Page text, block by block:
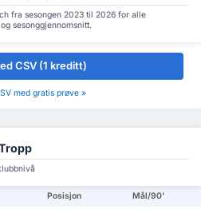
fra sesongen 2023 til 2026 for alle
sesonggjennomsnitt.
CSV (1 kreditt)
med gratis prøve »
Posisjon Mål/90'